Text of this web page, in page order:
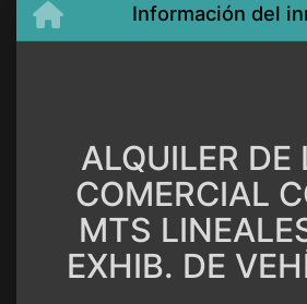
Información del
ALQUILER DE
COMERCIAL
MTS
EXHIB. DE